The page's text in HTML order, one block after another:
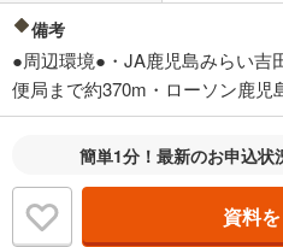
備考
●周辺環境●・JA鹿児島みらい吉
便局まで約370m・ローソン鹿児
簡単1分！最新のお申込状
資料